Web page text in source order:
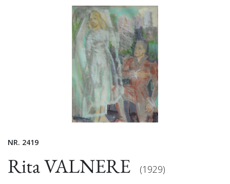
NR. 2419
Rita VALNERE (1929)